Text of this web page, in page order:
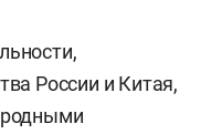
России и Китая,